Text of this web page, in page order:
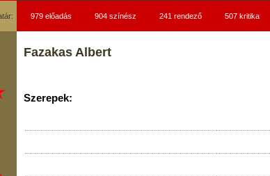
979 előadás 904 színész 241 rendező 507 kritika
Fazakas Albert
Szerepek: